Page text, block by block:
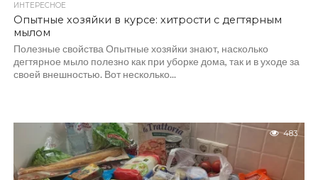
ИНТЕРЕСНОЕ
Опытные хозяйки в курсе: хитрости с дегтярным
мылом
Полезные свойства Опытные хозяйки знают, насколько
дегтярное мыло полезно как при уборке дома, так и в уходе за
своей внешностью. Вот несколько...
483